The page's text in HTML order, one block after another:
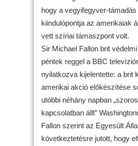
hogy a vegyifegyver-támadás
kiindulópontja az amerikaiak
vett szíriai támaszpont volt.
Sir Michael Fallon brit
péntek reggel a BBC
nyilatkozva kijelentette: a brit
amerikai akció előkészítése
utóbbi néhány napban „szoros
kapcsolatban állt”
Fallon szerint az Egyesült
következtetésre jutott, hogy